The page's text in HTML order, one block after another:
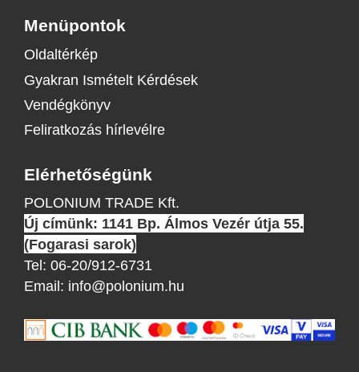
Menüpontok
Oldaltérkép
Gyakran Ismételt Kérdések
Vendégkönyv
Feliratkozás hírlevélre
Elérhetőségünk
POLONIUM TRADE Kft.
Új címünk: 1141 Bp. Álmos Vezér útja 55.
(Fogarasi sarok)
Tel: 06-20/912-6731
Email: info@polonium.hu